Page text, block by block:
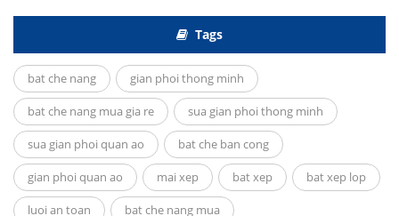
Tags
bat che nang gian phoi thong minh
bat che nang mua gia re sua gian phoi thong minh
sua gian phoi quan ao bat che ban cong
gian phoi quan ao mai xep bat xep bat xep lop
luoi an toan bat che nang mua